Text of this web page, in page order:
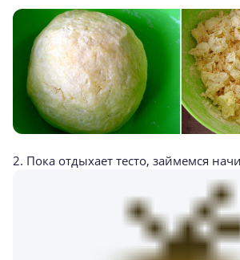
2. Пока отдыхает тесто, займемся